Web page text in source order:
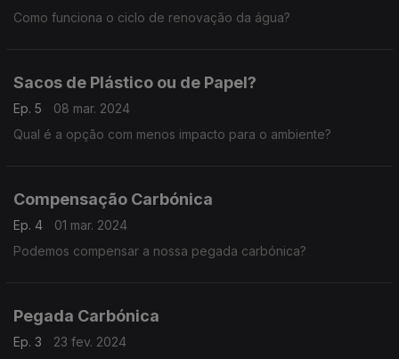
Como funciona o ciclo de renovação da água?
Sacos de Plástico ou de Papel?
Ep. 5
08 mar. 2024
Qual é a opção com menos impacto para o ambiente?
Compensação Carbónica
Ep. 4
01 mar. 2024
Podemos compensar a nossa pegada carbónica?
Pegada Carbónica
Ep. 3
23 fev. 2024